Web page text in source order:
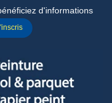
d'informations